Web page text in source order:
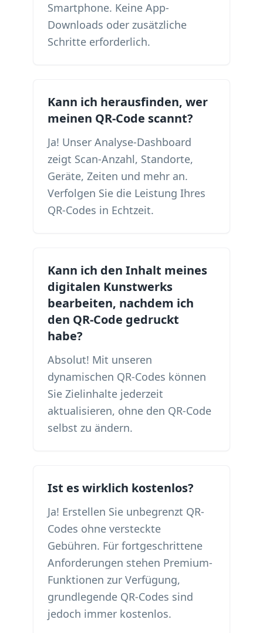
Smartphone. Keine App-
Downloads oder zusätzliche
Schritte erforderlich.
Kann ich herausfinden, wer
meinen QR-Code scannt?
Ja! Unser Analyse-Dashboard
zeigt Scan-Anzahl, Standorte,
Geräte, Zeiten und mehr an.
Verfolgen Sie die Leistung Ihres
QR-Codes in Echtzeit.
Kann ich den Inhalt meines
digitalen Kunstwerks
bearbeiten, nachdem ich
den QR-Code gedruckt
habe?
Absolut! Mit unseren
dynamischen QR-Codes können
Sie Zielinhalte jederzeit
aktualisieren, ohne den QR-Code
selbst zu ändern.
Ist es wirklich kostenlos?
Ja! Erstellen Sie unbegrenzt QR-
Codes ohne versteckte
Gebühren. Für fortgeschrittene
Anforderungen stehen Premium-
Funktionen zur Verfügung,
grundlegende QR-Codes sind
jedoch immer kostenlos.